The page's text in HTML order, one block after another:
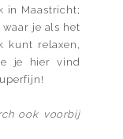
in Maastricht;
je als het
kunt relaxen,
je hier vind
ook voorbij